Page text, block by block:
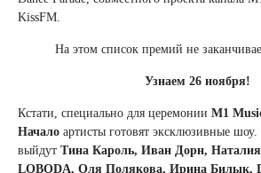
KissFM.
На этом список премий не
Узнаем 26 ноября!
Кстати, специально для церемонии M1
Начало артисты готовят эксклюзивные шоу.
выйдут Тина Кароль, Иван Дорн,
LOBODA, Оля Полякова, Ирина Билык,